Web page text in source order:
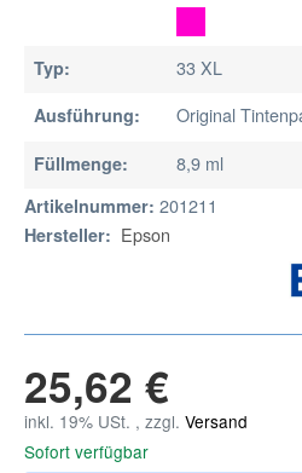
Typ: 33 XL
Ausführung: Original
Füllmenge: 8,9 ml
Artikelnummer: 201211
Hersteller: Epson
25,62 €
inkl. 19% USt. , zzgl. Versand
Sofort verfügbar